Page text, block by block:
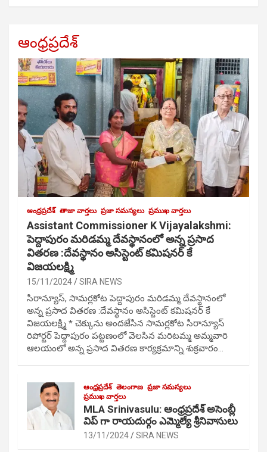
ఆంధ్రప్రదేశ్
ఆంధ్రప్రదేశ్ తాజా వార్తలు ప్రజా సమస్యలు ప్రముఖ వార్తలు
Assistant Commissioner K Vijayalakshmi:
పెద్దాపురం మరిడమ్మ దేవస్థానంలో అన్న ప్రసాద
వితరణ :దేవస్థానం అసిస్టెంట్ కమిషనర్ కే
విజయలక్ష్మి
15/11/2024 SIRA NEWS
సిరాన్యూస్, సామర్లకోట పెద్దాపురం మరిడమ్మ దేవస్థానంలో
అన్న ప్రసాద వితరణ :దేవస్థానం అసిస్టెంట్ కమిషనర్ కే
విజయలక్ష్మి * చెక్కును అందజేసిన సామర్లకోట సిరాన్యూస్
రిపోర్టర్ పెద్దాపురం పట్టణంలో వెలసిన మరిటమ్మ అమ్మవారి
ఆలయంలో అన్న ప్రసాద వితరణ కార్యక్రమాన్ని శుక్రవారం…
ఆంధ్రప్రదేశ్ తెలంగాణ ప్రజా సమస్యలు
ప్రముఖ వార్తలు
MLA Srinivasulu: ఆంధ్రప్రదేశ్ అసెంబ్లీ
విప్ గా రాయదుర్గం ఎమ్మెల్యే శ్రీనివాసులు
13/11/2024 SIRA NEWS